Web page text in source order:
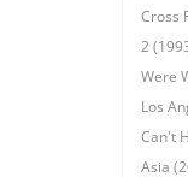
Cross
2
Were
Los
Can't
Asia